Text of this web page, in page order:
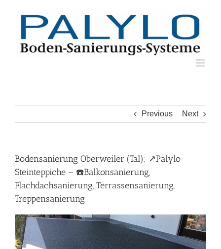
Previous Next
Bodensanierung Oberweiler (Tal): ↗️Palylo
Steinteppiche – ☎️Balkonsanierung,
Flachdachsanierung, Terrassensanierung,
Treppensanierung